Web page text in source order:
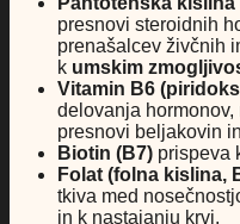
presnovi steroidnih
prenašalcev živčnih
k umskim
Vitamin B6
delovanja
presnovi beljakovin
Biotin (B7) prispeva
Folat (folna kislina,
tkiva med
in k nastajanju krvi.